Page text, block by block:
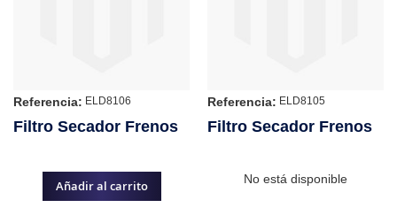
Referencia: ELD8106
Filtro Secador Frenos
Añadir al carrito
Referencia: ELD8105
Filtro Secador Frenos
No está disponible